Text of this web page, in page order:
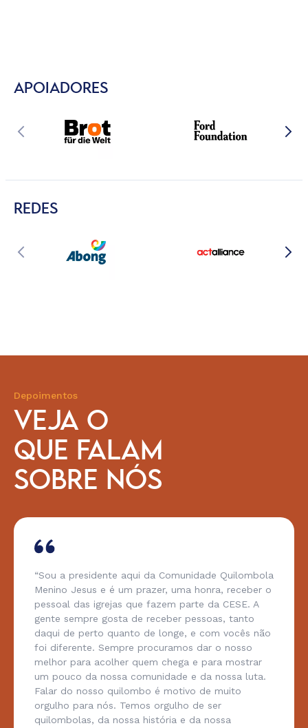
APOIADORES
REDES
Depoimentos
VEJA O
QUE FALAM
SOBRE NÓS
“Sou a presidente aqui da Comunidade Quilombola
Menino Jesus e é um prazer, uma honra, receber o
pessoal das igrejas que fazem parte da CESE. A
gente sempre gosta de receber pessoas, tanto
daqui de perto quanto de longe, e com vocês não
foi diferente. Sempre procuramos dar o nosso
melhor para acolher quem chega e para mostrar
um pouco da nossa comunidade e da nossa luta.
Falar do nosso quilombo é motivo de muito
orgulho para nós. Temos orgulho de ser
quilombolas, da nossa história e da nossa